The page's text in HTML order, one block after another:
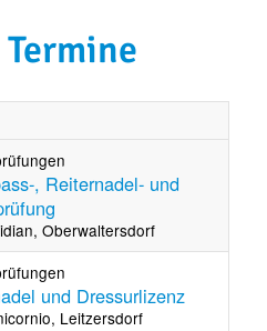
, Reiternadel- und
Oberwaltersdorf
und Dressurlizenz
Leitzersdorf